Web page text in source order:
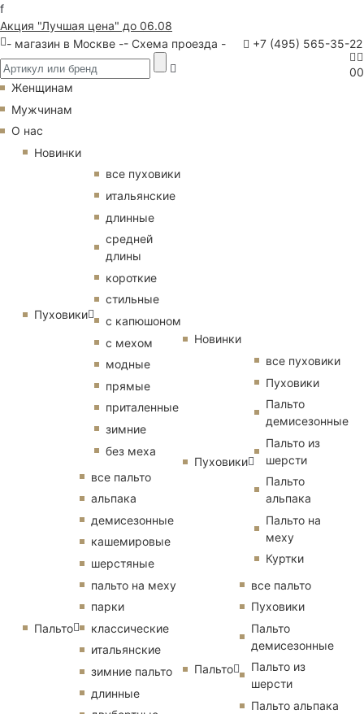
f
Акция "Лучшая цена" до 06.08
- магазин в Москве -- Схема проезда - +7 (495) 565-35-22
00
Женщинам
Мужчинам
О нас
Новинки
Пуховики
все пуховики
итальянские
длинные
средней
длины
короткие
стильные
с капюшоном
с мехом
модные
прямые
приталенные
зимние
без меха
Пальто
все пальто
альпака
демисезонные
кашемировые
шерстяные
пальто на меху
парки
классические
итальянские
зимние пальто
длинные
Новинки
Пуховики
все пуховики
Пуховики
Пальто
демисезонные
Пальто из
шерсти
Пальто
альпака
Пальто на
меху
Куртки
Пальто
все пальто
Пуховики
Пальто
демисезонные
Пальто из
шерсти
Пальто альпака